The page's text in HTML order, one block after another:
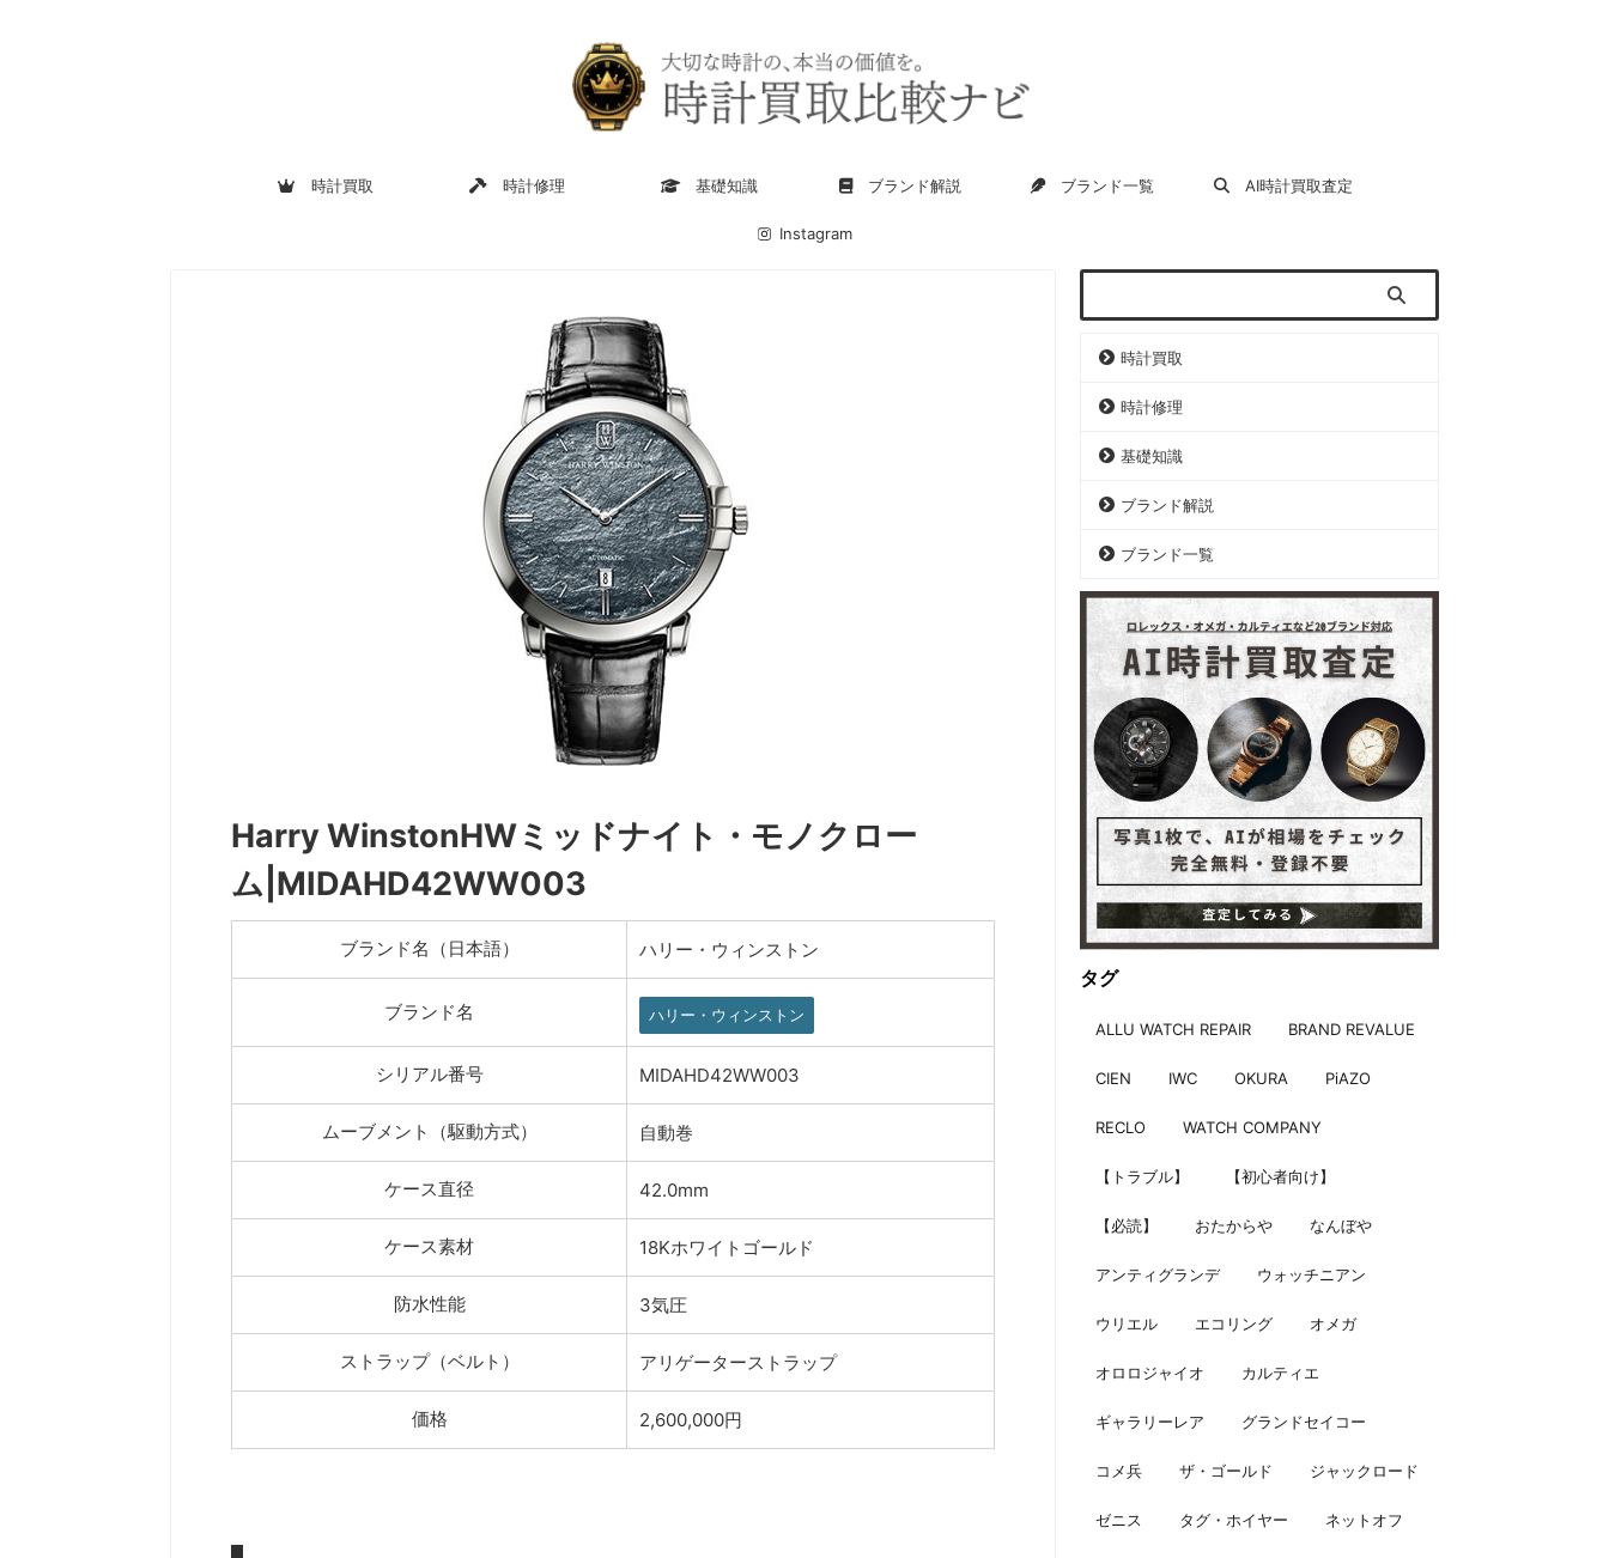
時計買取 時計修理 基礎知識 ブランド解説 ブランド一覧 AI時計買取査定
Instagram
Harry WinstonHWミッドナイト・モノクロー
ム|MIDAHD42WW003
ブランド名（日本語） ハリー・ウィンストン
ブランド名 ハリー・ウィンストン
シリアル番号 MIDAHD42WW003
ムーブメント（駆動方式） 自動巻
ケース直径 42.0mm
ケース素材 18Kホワイトゴールド
防水性能 3気圧
ストラップ（ベルト） アリゲーターストラップ
価格 2,600,000円
時計買取
時計修理
基礎知識
ブランド解説
ブランド一覧
タグ
ALLU WATCH REPAIR BRAND REVALUE
CIEN IWC OKURA PiAZO
RECLO WATCH COMPANY
【トラブル】 【初心者向け】
【必読】 おたからや なんぼや
アンティグランデ ウォッチニアン
ウリエル エコリング オメガ
オロロジャイオ カルティエ
ギャラリーレア グランドセイコー
コメ兵 ザ・ゴールド ジャックロード
ゼニス タグ・ホイヤー ネットオフ